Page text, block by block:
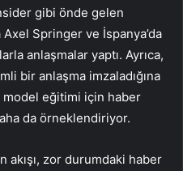
gibi önde gelen
Axel Springer ve İspanya’da
anlaşmalar yaptı. Ayrıca,
bir anlaşma imzaladığına
eğitimi için haber
da örneklendiriyor.
zor durumdaki haber